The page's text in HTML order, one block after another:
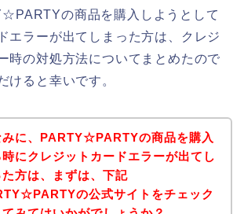
の商品を購入しようとして
エラーが出てしまった方は、クレジ
時の対処方法についてまとめたので
けると幸いです。
みに、PARTY☆PARTYの商品を購入
にクレジットカードエラーが出てし
た方は、まずは、下記
の公式サイトをチェック